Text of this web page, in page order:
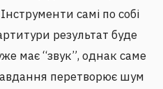
самі по собі
результат буде
має “звук”, однак саме
перетворює шум